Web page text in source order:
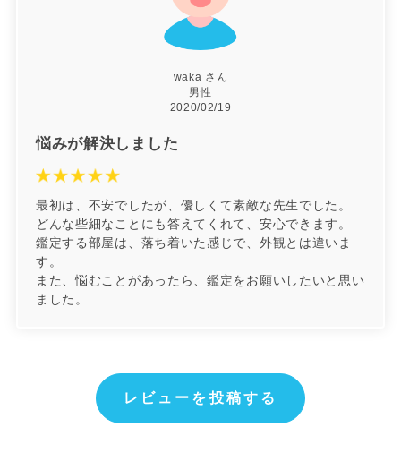
waka さん
男性
2020/02/19
悩みが解決しました
最初は、不安でしたが、優しくて素敵な先生でした。
どんな些細なことにも答えてくれて、安心できます。
鑑定する部屋は、落ち着いた感じで、外観とは違いま
す。
また、悩むことがあったら、鑑定をお願いしたいと思い
ました。
レビューを投稿する